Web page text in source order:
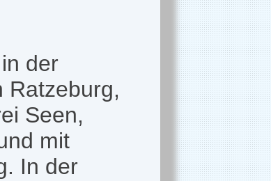
der
Ratzeburg,
Seen,
mit
In der